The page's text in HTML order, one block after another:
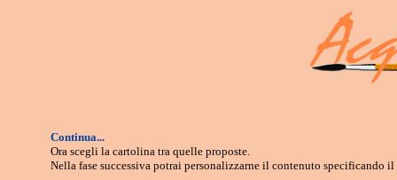
Continua...
Ora scegli la cartolina tra quelle proposte.
Nella fase successiva potrai personalizzarne il contenuto specificando il